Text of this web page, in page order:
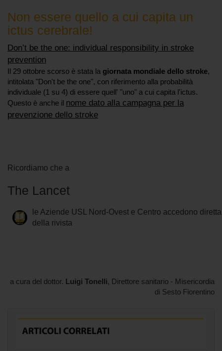
Non essere quello a cui capita un
ictus cerebrale!
Don’t be the one: individual responsibility in stroke
prevention
Il 29 ottobre scorso è stata la giornata mondiale dello stroke,
intitolata "Don't be the one", con riferimento alla probabilità
individuale (1 su 4) di essere quell' "uno" a cui capita l'ictus.
Questo è anche il nome dato alla campagna per la
prevenzione dello stroke
Ricordiamo che a
The Lancet
le Aziende USL Nord-Ovest e Centro accedono
della rivista
a cura del dottor. Luigi Tonelli, Direttore sanitario - Misericordia
di Sesto Fiorentino